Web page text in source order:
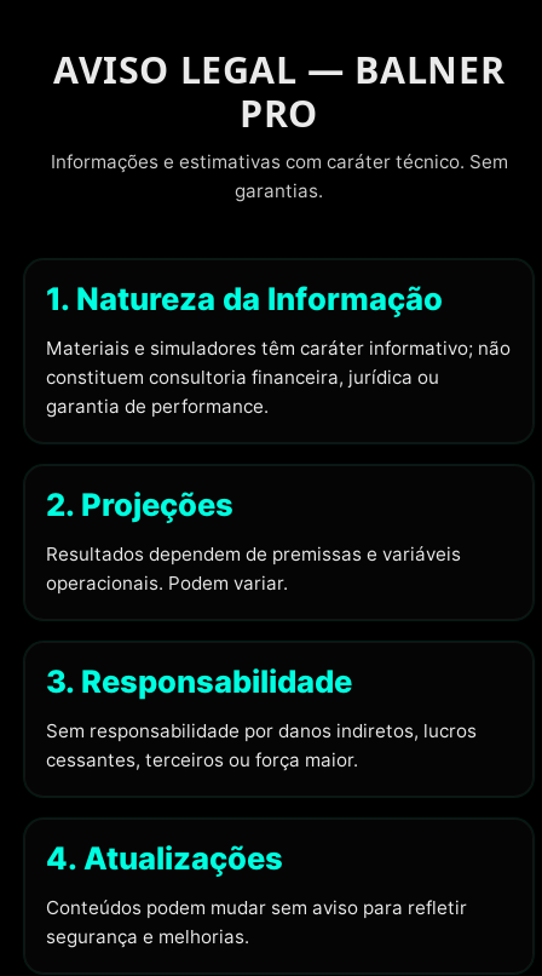
AVISO LEGAL — BALNER
PRO
Informações e estimativas com caráter técnico. Sem
garantias.
1. Natureza da Informação
Materiais e simuladores têm caráter informativo; não
constituem consultoria financeira, jurídica ou
garantia de performance.
2. Projeções
Resultados dependem de premissas e variáveis
operacionais. Podem variar.
3. Responsabilidade
Sem responsabilidade por danos indiretos, lucros
cessantes, terceiros ou força maior.
4. Atualizações
Conteúdos podem mudar sem aviso para refletir
segurança e melhorias.